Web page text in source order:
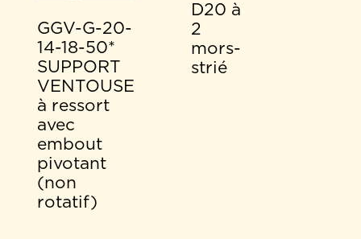
GGV-G-20-
14-18-50*
SUPPORT
VENTOUSE
à ressort
avec
embout
pivotant
(non
rotatif)
D20 à
2
mors-
strié